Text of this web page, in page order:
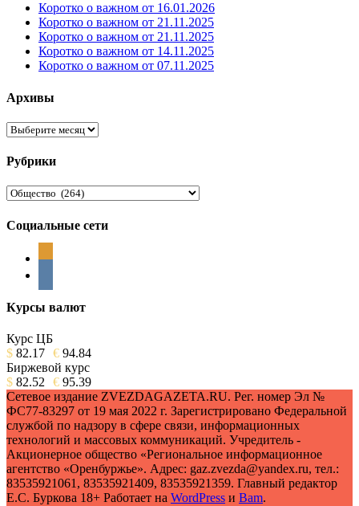
Коротко о важном от 16.01.2026
Коротко о важном от 21.11.2025
Коротко о важном от 21.11.2025
Коротко о важном от 14.11.2025
Коротко о важном от 07.11.2025
Архивы
Архивы
Рубрики
Рубрики
Социальные сети
Курсы валют
Курс ЦБ
$ 82.17 € 94.84
Биржевой курс
$ 82.52 € 95.39
Сетевое издание ZVEZDAGAZETA.RU. Рег. номер Эл №
ФС77-83297 от 19 мая 2022 г. Зарегистрировано Федеральной
службой по надзору в сфере связи, информационных
технологий и массовых коммуникаций. Учредитель -
Акционерное общество «Региональное информационное
агентство «Оренбуржье». Адрес: gaz.zvezda@yandex.ru, тел.:
83535921061, 83535921409, 83535921359. Главный редактор
Е.С. Буркова 18+ Работает на WordPress и Bam.